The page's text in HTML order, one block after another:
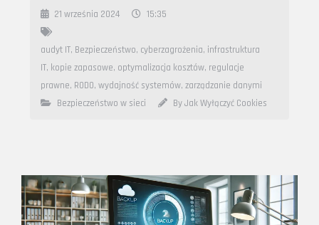
21 września 2024 15:35
audyt IT, Bezpieczeństwo, cyberzagrożenia, infrastruktura
IT, kopie zapasowe, optymalizacja kosztów, regulacje
prawne, RODO, wydajność systemów, zarządzanie danymi
Bezpieczeństwo w sieci
By Jak Wyłączyć Cookies